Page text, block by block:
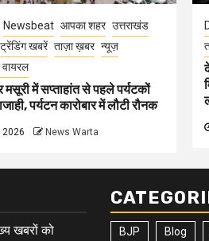
Newsbeat आपका शहर उत्तराखंड
ट्रेंडिंग खबरें ताज़ा ख़बर न्यूज़
वायरल
में सप्ताहांत से पहले पर्यटकों
पर्यटन कारोबार में लौटी रौनक
News Warta
खबरों को
BJP Blog